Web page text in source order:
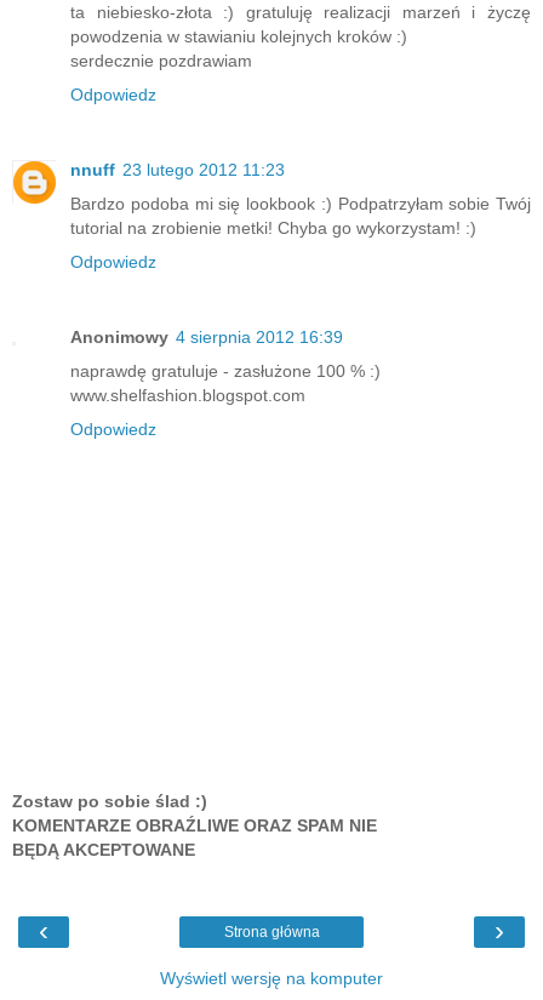
ta niebiesko-złota :) gratuluję realizacji marzeń i życzę
powodzenia w stawianiu kolejnych kroków :)
serdecznie pozdrawiam
Odpowiedz
nnuff 23 lutego 2012 11:23
Bardzo podoba mi się lookbook :) Podpatrzyłam sobie Twój
tutorial na zrobienie metki! Chyba go wykorzystam! :)
Odpowiedz
Anonimowy 4 sierpnia 2012 16:39
naprawdę gratuluje - zasłużone 100 % :)
www.shelfashion.blogspot.com
Odpowiedz
Zostaw po sobie ślad :)
KOMENTARZE OBRAŹLIWE ORAZ SPAM NIE
BĘDĄ AKCEPTOWANE
‹ ›
Strona główna
Wyświetl wersję na komputer